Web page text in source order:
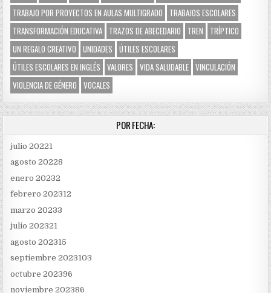
TRABAJO POR PROYECTOS EN AULAS MULTIGRADO
TRABAJOS ESCOLARES
TRANSFORMACIÓN EDUCATIVA TRAZOS DE ABECEDARIO TREN
TRÍPTICO
UN REGALO CREATIVO
UNIDADES
ÚTILES ESCOLARES
ÚTILES ESCOLARES EN INGLÉS
VALORES VIDA SALUDABLE VINCULACIÓN
VIOLENCIA DE GÉNERO
VOCALES
POR FECHA:
julio 20221
agosto 20228
enero 20232
febrero 202312
marzo 20233
julio 202321
agosto 202315
septiembre 2023103
octubre 202396
noviembre 202386